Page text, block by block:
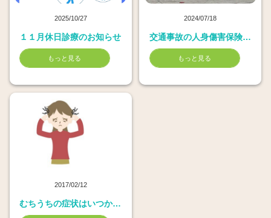
2025/10/27
１１月休日診療のお知らせ
もっと見る
2024/07/18
交通事故の人身傷害保険における倍額条項とは
もっと見る
2017/02/12
むちうちの症状はいつから出る？